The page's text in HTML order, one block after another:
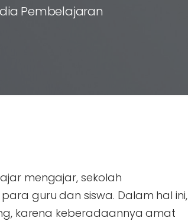
Pembelajaran
mengajar, sekolah
guru dan siswa. Dalam hal ini,
karena keberadaannya amat